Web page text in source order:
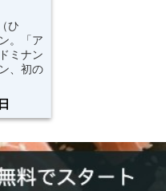
ひ
。「ア
ミナン
、初の